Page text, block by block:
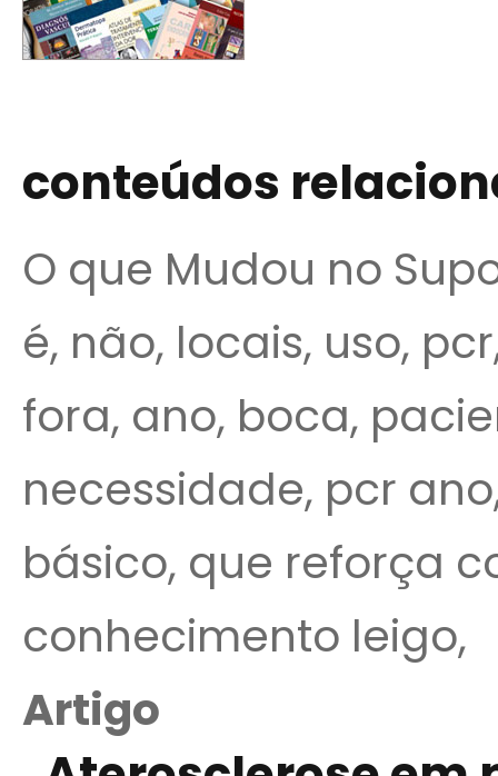
conteúdos
O que Mudou no
é, não, locais, uso,
fora, ano, boca,
necessidade, pcr
básico, que reforça
conhecimento leigo,
Artigo